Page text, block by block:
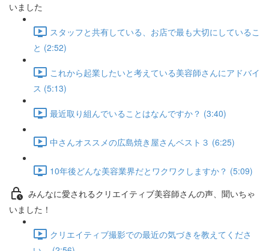
いました
スタッフと共有している、お店で最も大切にしているこ
と (2:52)
これから起業したいと考えている美容師さんにアドバイ
ス (5:13)
最近取り組んでいることはなんですか？ (3:40)
中さんオススメの広島焼き屋さんベスト３ (6:25)
10年後どんな美容業界だとワクワクしますか？ (5:09)
みんなに愛されるクリエイティブ美容師さんの声、聞いちゃ
いました！
クリエイティブ撮影での最近の気づきを教えてくださ